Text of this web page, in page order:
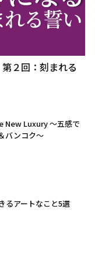
２回：刻まれる
New Luxury ～五感で
バンコク～
るアートなこと5選